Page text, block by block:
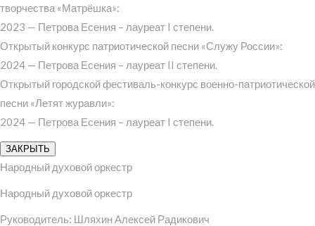
творчества «Матрёшка»:
2023 — Петрова Есения – лауреат I степени.
Открытый конкурс патриотической песни «Служу России»:
2024 — Петрова Есения – лауреат II степени.
Открытый городской фестиваль-конкурс военно-патриотической
песни «Летят журавли»:
2024 — Петрова Есения – лауреат I степени.
ЗАКРЫТЬ
Народный духовой оркестр
Народный духовой оркестр
Руководитель: Шляхин Алексей Радикович